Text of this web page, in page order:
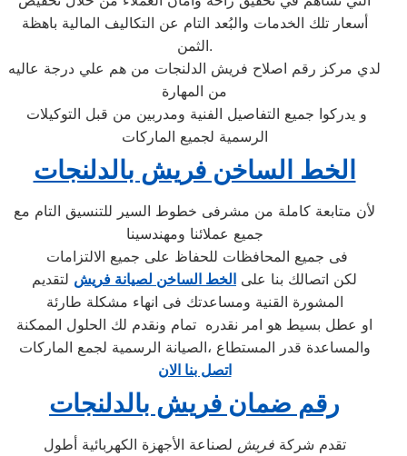
أسعار تلك الخدمات والبُعد التام عن التكاليف المالية باهظة
الثمن.
لدي مركز رقم اصلاح فريش الدلنجات من هم علي درجة عاليه
من المهارة
الرسمية لجميع الماركات
الخط الساخن فريش بالدلنجات
لأن متابعة كاملة من مشرفى خطوط السير للتنسيق التام مع
جميع عملائنا ومهندسينا
فى جميع المحافظات للحفاظ على جميع الالتزامات
لكن اتصالك بنا على الخط الساخن لصيانة فريش لتقديم
المشورة القنية ومساعدتك فى انهاء مشكلة طارئة
او عطل بسيط هو امر نقدره تمام ونقدم لك الحلول الممكنة
والمساعدة قدر المستطاع ،الصيانة الرسمية لجمع الماركات
اتصل بنا الان
رقم ضمان فريش بالدلنجات
تقدم شركةفريش لصناعة الأجهزة الكهربائية أطول